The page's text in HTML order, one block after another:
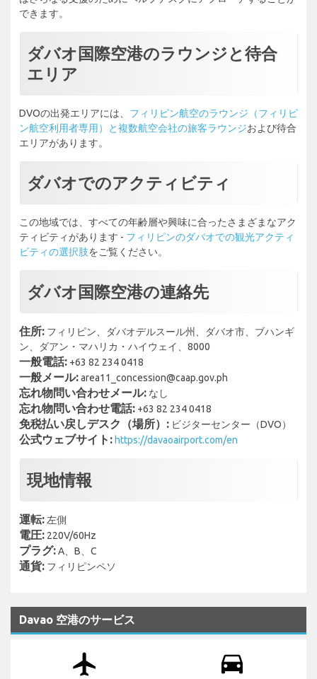
できます。
ダバオ国際空港のラウンジと待合
エリア
DVOの出発エリアには、 フィリピン航空のラウンジ（フィリピ
ン航空利用者専用）と複数航空会社の旅客ラウンジおよび待合
エリアがあります。
ダバオでのアクティビティ
この地域では、すべての年齢層や興味に合ったさまざまなアク
ティビティがあります - フィリピンのダバオでの観光アクティ
ビティの選択肢をご覧ください。
ダバオ国際空港の連絡先
住所: フィリピン、ダバオデルスール州、ダバオ市、ブハンギ
ン、ダアン・マハリカ・ハイウェイ、8000
一般電話: +63 82 234 0418
一般メール:area11_concession@caap.gov.ph
忘れ物問い合わせメール: なし
忘れ物問い合わせ電話: +63 82 234 0418
免税払い戻しデスク（場所）: ビジターセンター（DVO）
公式ウェブサイト: https://davaoairport.com/en
現地情報
運転: 左側
電圧: 220V/60Hz
プラグ:A、B、C
通貨: フィリピンペソ
Davao 空港のサービス
airplanemode_active drive_eta